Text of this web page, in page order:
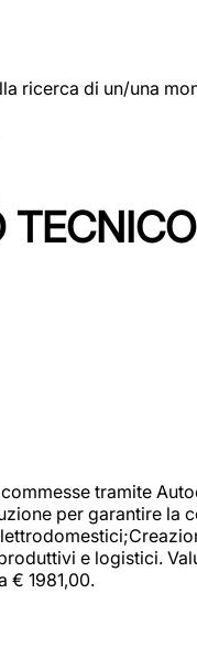
ricerca di un/una
tramite
per garantire
e logistici.
€ 1981,00.